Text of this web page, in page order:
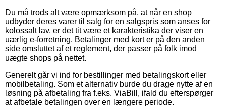
Du må trods alt være opmærksom på, at når en shop
udbyder deres varer til salg for en salgspris som anses for
kolossalt lav, er det tit være et karakteristika der viser en
uærlig e-forretning. Betalinger med kort er på den anden
side omsluttet af et reglement, der passer på folk imod
uægte shops på nettet.
Generelt går vi ind for bestillinger med betalingskort eller
mobilbetaling. Som et alternativ burde du drage nytte af en
løsning på afbetaling fra f.eks. ViaBill, ifald du efterspørger
at afbetale betalingen over en længere periode.